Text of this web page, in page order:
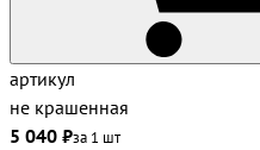
артикул
не крашенная
5 040 ₽за 1 шт